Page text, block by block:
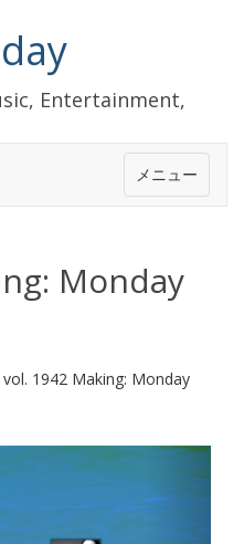
Entertainment,
メニュー
Monday
vol. 1942 Making: Monday
次